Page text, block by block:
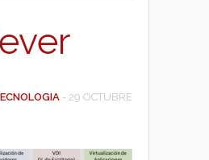
- 29 OCTUBRE